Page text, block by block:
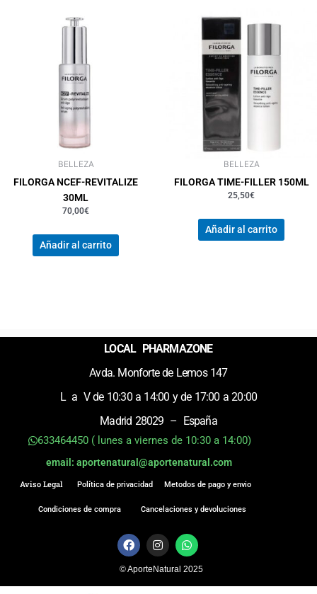
BELLEZA
FILORGA NCEF-REVITALIZE
30ML
70,00€
Añadir al carrito
BELLEZA
FILORGA TIME-FILLER 150ML
25,50€
Añadir al carrito
LOCAL PHARMAZONE
Avda. Monforte de Lemos 147
L a V de 10:30 a 14:00 y de 17:00 a 20:00
Madrid 28029 – España
633464450 ( lunes a viernes de 10:30 a 14:00)
email: aportenatural@aportenatural.com
Aviso Legal Política de privacidad
Condiciones de compra
Metodos de pago y envio
Cancelaciones y devoluciones
F
a
e
b
I
n
t
a
W
h
t
s
© AporteNatural 2025